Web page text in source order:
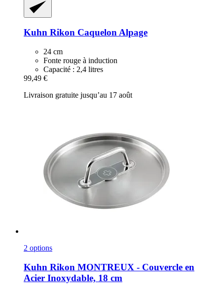
Kuhn Rikon Caquelon Alpage
24 cm
Fonte rouge à induction
Capacité : 2,4 litres
99,49 €
Livraison gratuite jusqu’au 17 août
2 options
Kuhn Rikon MONTREUX -​ Couvercle en
Acier Inoxydable, 18 cm